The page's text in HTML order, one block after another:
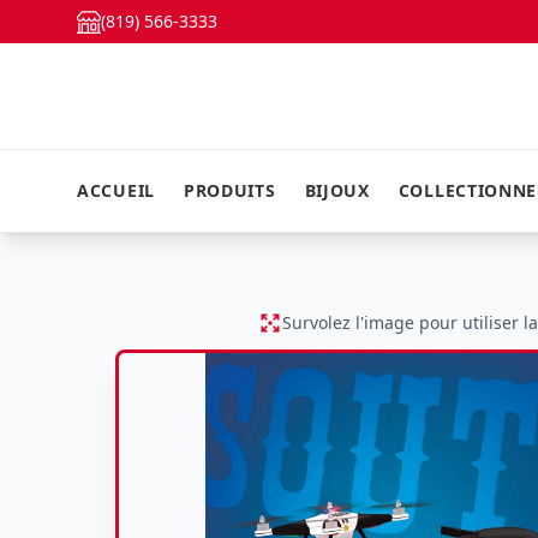
(819) 566-3333
ACCUEIL PRODUITS BIJOUX
Survolez l'image pour utiliser